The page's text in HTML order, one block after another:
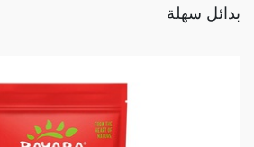
بدائل سهلة